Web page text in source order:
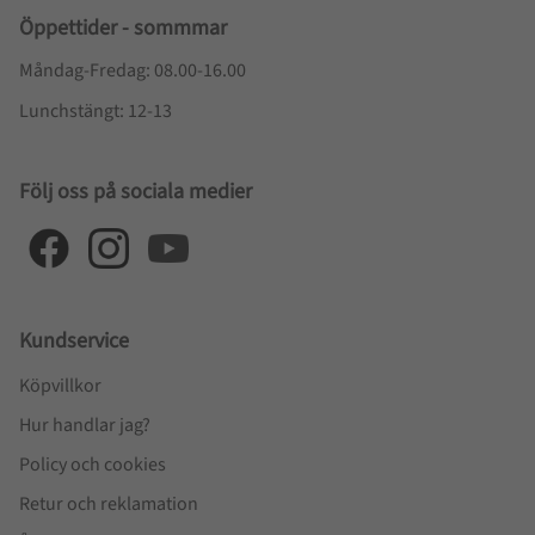
Öppettider - sommmar
Måndag-Fredag: 08.00-16.00
Lunchstängt: 12-13
Följ oss på sociala medier
Kundservice
Köpvillkor
Hur handlar jag?
Policy och cookies
Retur och reklamation